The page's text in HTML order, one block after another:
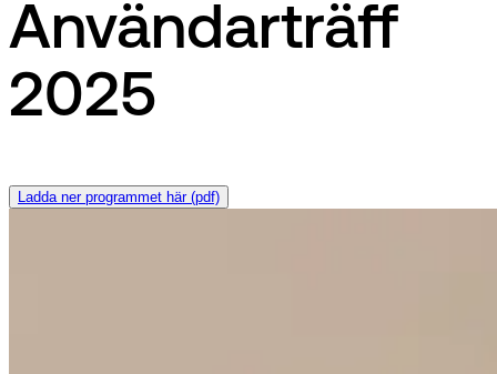
Användarträff
2025
Ladda ner programmet här (pdf)